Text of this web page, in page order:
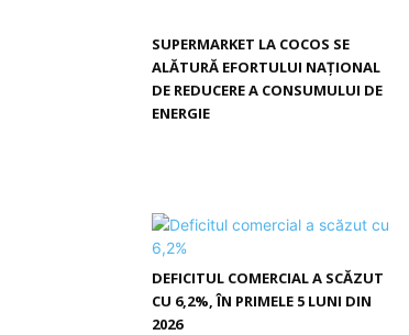
SUPERMARKET LA COCOS SE
ALĂTURĂ EFORTULUI NAȚIONAL
DE REDUCERE A CONSUMULUI DE
ENERGIE
DEFICITUL COMERCIAL A SCĂZUT
CU 6,2%, ÎN PRIMELE 5 LUNI DIN
2026